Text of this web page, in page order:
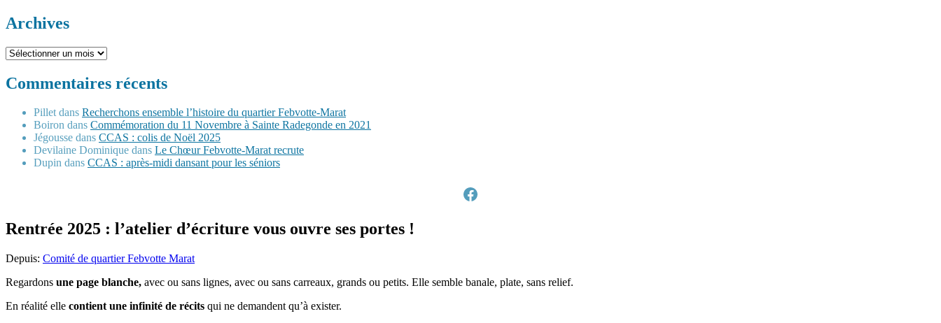
Archives
Archives
Commentaires récents
Pilletdans Recherchons ensemble l’histoire du quartier Febvotte-Marat
Boiron dans Commémoration du 11 Novembre à Sainte Radegonde en 2021
Jégousse dans CCAS : colis de Noël 2025
Devilaine Dominique dans Le Chœur Febvotte-Marat recrute
Dupin dans CCAS : après-midi dansant pour les séniors
Facebook
Rentrée 2025 : l’atelier d’écriture vous ouvre ses portes !
Depuis: Comité de quartier Febvotte Marat
Regardons une page blanche, avec ou sans lignes, avec ou sans carreaux, grands ou petits. Elle semble banale, plate, sans relief.
En réalité elle contient une infinité de récits qui ne demandent qu’à exister.